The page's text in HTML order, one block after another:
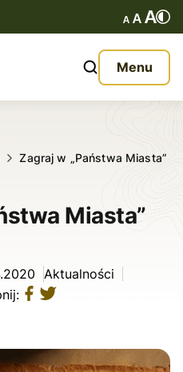
Menu
Zagraj w „Państwa Miasta”
Miasta”
Aktualności